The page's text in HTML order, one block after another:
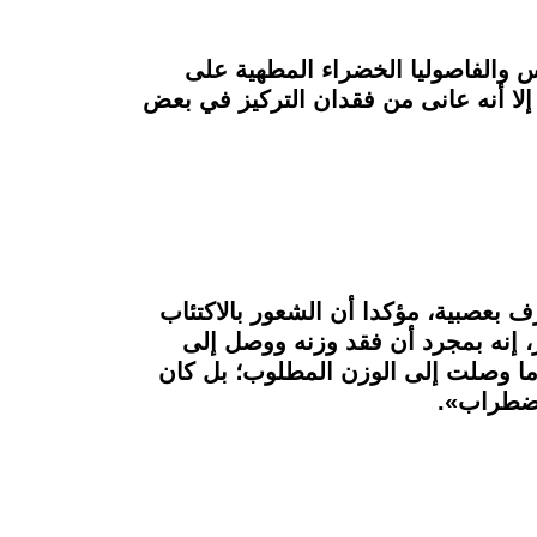
والفاصوليا الخضراء المطهية على
شهيته إلا أنه عانى من فقدان التركيز في بعض
مؤكدا أن الشعور بالاكتئاب
إنه بمجرد أن فقد وزنه ووصل إلى
وصلت إلى الوزن المطلوب؛ بل كان